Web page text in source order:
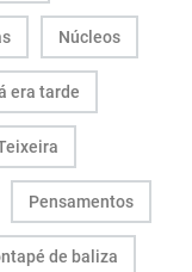
Núcleos
era tarde
Pensamentos
de baliza